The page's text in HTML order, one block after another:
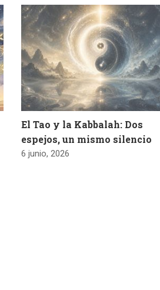
El Tao y la Kabbalah: Dos
espejos, un mismo silencio
6 junio, 2026